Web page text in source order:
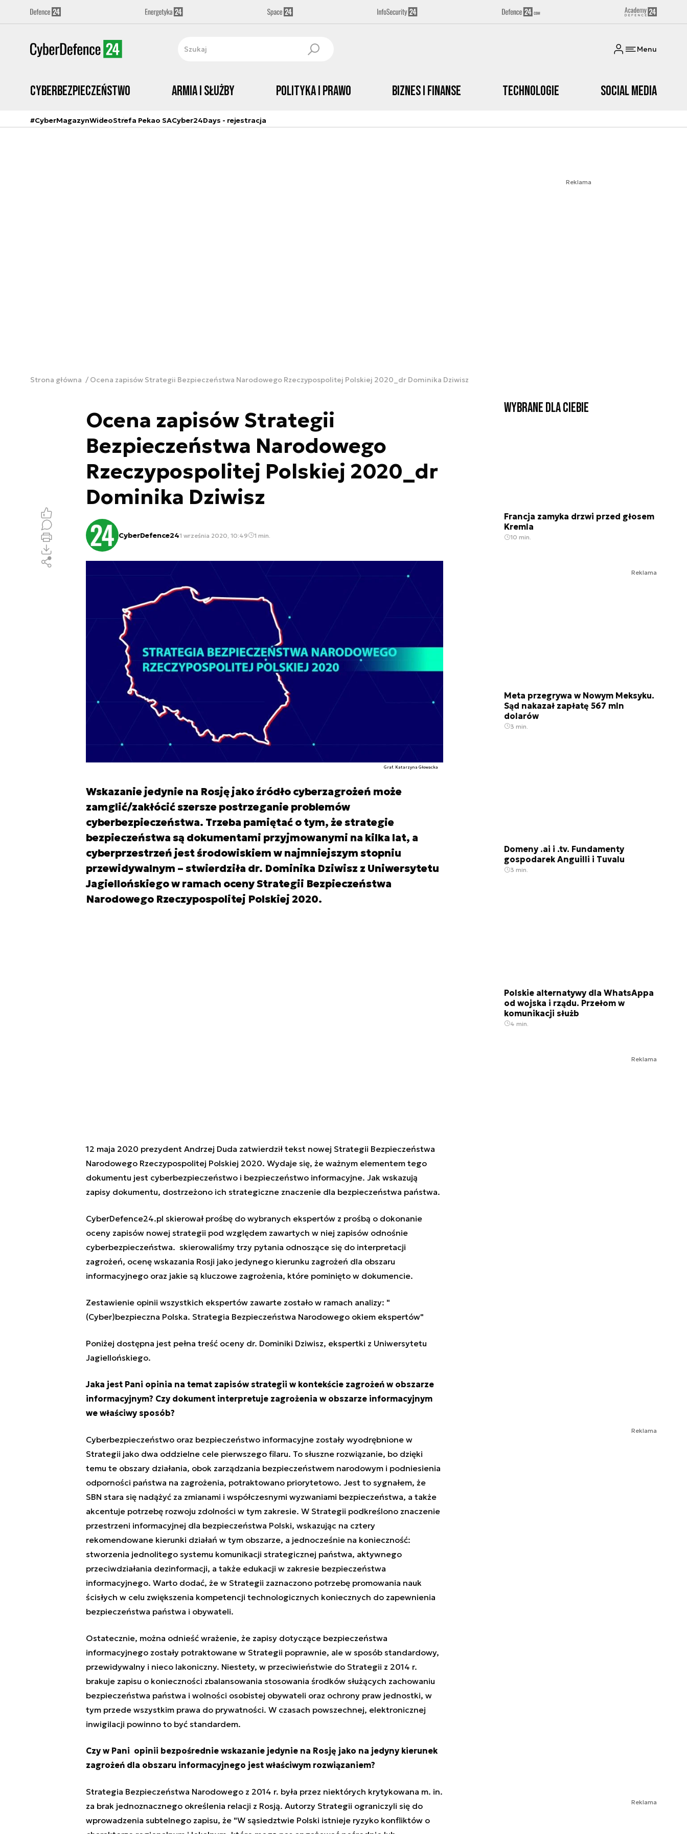
Menu
Cyberbezpieczeństwo Armia i Służby Polityka i prawo Biznes i Finanse Technologie Social media
#CyberMagazynWideoStrefa Pekao SACyber24Days - rejestracja
Reklama
Strona główna Ocena zapisów Strategii Bezpieczeństwa Narodowego Rzeczypospolitej Polskiej 2020_dr Dominika Dziwisz
Ocena zapisów Strategii
Bezpieczeństwa Narodowego
Rzeczypospolitej Polskiej 2020_dr
Dominika Dziwisz
CyberDefence241 września 2020, 10:49 1 min.
Graf. Katarzyna Głowacka
Wskazanie jedynie na Rosję jako źródło cyberzagrożeń może
zamglić/zakłócić szersze postrzeganie problemów
cyberbezpieczeństwa. Trzeba pamiętać o tym, że strategie
bezpieczeństwa są dokumentami przyjmowanymi na kilka lat, a
cyberprzestrzeń jest środowiskiem w najmniejszym stopniu
przewidywalnym – stwierdziła dr. Dominika Dziwisz z Uniwersytetu
Jagiellońskiego w ramach oceny Strategii Bezpieczeństwa
Narodowego Rzeczypospolitej Polskiej 2020.
12 maja 2020 prezydent Andrzej Duda zatwierdził tekst nowej Strategii Bezpieczeństwa
Narodowego Rzeczypospolitej Polskiej 2020. Wydaje się, że ważnym elementem tego
dokumentu jest cyberbezpieczeństwo i bezpieczeństwo informacyjne. Jak wskazują
zapisy dokumentu, dostrzeżono ich strategiczne znaczenie dla bezpieczeństwa państwa.
CyberDefence24.pl skierował prośbę do wybranych ekspertów z prośbą o dokonanie
oceny zapisów nowej strategii pod względem zawartych w niej zapisów odnośnie
cyberbezpieczeństwa. skierowaliśmy trzy pytania odnoszące się do interpretacji
zagrożeń, ocenę wskazania Rosji jako jedynego kierunku zagrożeń dla obszaru
informacyjnego oraz jakie są kluczowe zagrożenia, które pominięto w dokumencie.
Zestawienie opinii wszystkich ekspertów zawarte zostało w ramach analizy: "
(Cyber)bezpieczna Polska. Strategia Bezpieczeństwa Narodowego okiem ekspertów"
Poniżej dostępna jest pełna treść oceny dr. Dominiki Dziwisz, ekspertki z Uniwersytetu
Jagiellońskiego.
Jaka jest Pani opinia na temat zapisów strategii w kontekście zagrożeń w obszarze
informacyjnym? Czy dokument interpretuje zagrożenia w obszarze informacyjnym
we właściwy sposób?
Cyberbezpieczeństwo oraz bezpieczeństwo informacyjne zostały wyodrębnione w
Strategii jako dwa oddzielne cele pierwszego filaru. To słuszne rozwiązanie, bo dzięki
temu te obszary działania, obok zarządzania bezpieczeństwem narodowym i podniesienia
odporności państwa na zagrożenia, potraktowano priorytetowo. Jest to sygnałem, że
SBN stara się nadążyć za zmianami i współczesnymi wyzwaniami bezpieczeństwa, a także
akcentuje potrzebę rozwoju zdolności w tym zakresie. W Strategii podkreślono znaczenie
przestrzeni informacyjnej dla bezpieczeństwa Polski, wskazując na cztery
rekomendowane kierunki działań w tym obszarze, a jednocześnie na konieczność:
stworzenia jednolitego systemu komunikacji strategicznej państwa, aktywnego
przeciwdziałania dezinformacji, a także edukacji w zakresie bezpieczeństwa
informacyjnego. Warto dodać, że w Strategii zaznaczono potrzebę promowania nauk
ścisłych w celu zwiększenia kompetencji technologicznych koniecznych do zapewnienia
bezpieczeństwa państwa i obywateli.
Ostatecznie, można odnieść wrażenie, że zapisy dotyczące bezpieczeństwa
informacyjnego zostały potraktowane w Strategii poprawnie, ale w sposób standardowy,
przewidywalny i nieco lakoniczny. Niestety, w przeciwieństwie do Strategii z 2014 r.
brakuje zapisu o konieczności zbalansowania stosowania środków służących zachowaniu
bezpieczeństwa państwa i wolności osobistej obywateli oraz ochrony praw jednostki, w
tym przede wszystkim prawa do prywatności. W czasach powszechnej, elektronicznej
inwigilacji powinno to być standardem.
Czy w Pani opinii bezpośrednie wskazanie jedynie na Rosję jako na jedyny kierunek
zagrożeń dla obszaru informacyjnego jest właściwym rozwiązaniem?
Strategia Bezpieczeństwa Narodowego z 2014 r. była przez niektórych krytykowana m. in.
za brak jednoznacznego określenia relacji z Rosją. Autorzy Strategii ograniczyli się do
wprowadzenia subtelnego zapisu, że "W sąsiedztwie Polski istnieje ryzyko konfliktów o
Wybrane dla Ciebie
Francja zamyka drzwi przed głosem
Kremla
10 min.
Reklama
Meta przegrywa w Nowym Meksyku.
Sąd nakazał zapłatę 567 mln
dolarów
3 min.
Domeny .ai i .tv. Fundamenty
gospodarek Anguilli i Tuvalu
3 min.
Polskie alternatywy dla WhatsAppa
od wojska i rządu. Przełom w
komunikacji służb
4 min.
Reklama
Reklama
Reklama